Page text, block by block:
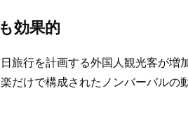
効果的
旅行を計画する外国人観光客が増
だけで構成されたノンバーバルの